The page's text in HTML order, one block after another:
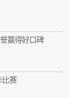
赢得好口碑
比赛